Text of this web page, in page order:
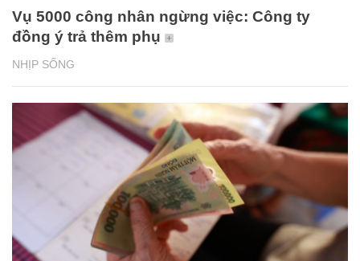
NHỊP SỐNG
Vụ 5000 công nhân ngừng việc: Công ty
đồng ý trả thêm phụ